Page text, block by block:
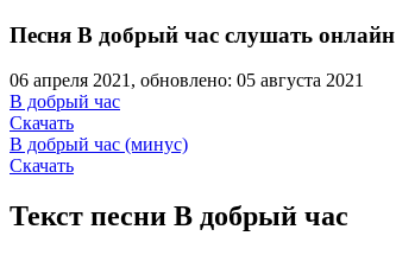
Песня В добрый час слушать онлайн
06 апреля 2021, обновлено: 05 августа 2021
В добрый час
Скачать
В добрый час (минус)
Скачать
Текст песни В добрый час